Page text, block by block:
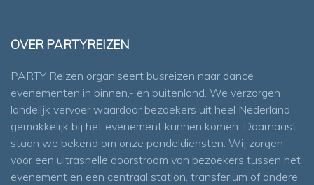
OVER PARTYREIZEN
PARTY Reizen organiseert busreizen naar dance
evenementen in binnen,- en buitenland. We verzorgen
landelijk vervoer waardoor bezoekers uit heel Nederland
gemakkelijk bij het evenement kunnen komen. Daarnaast
staan we bekend om onze pendeldiensten. Wij zorgen
voor een ultrasnelle doorstroom van bezoekers tussen het
evenement en een centraal station, transferium of andere